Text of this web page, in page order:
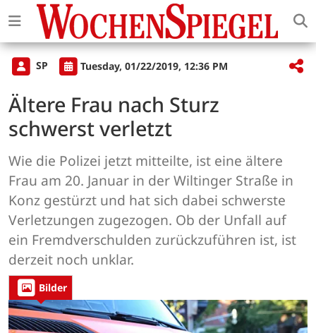
SP Tuesday, 01/22/2019, 12:36 PM
Ältere Frau nach Sturz
schwerst verletzt
Wie die Polizei jetzt mitteilte, ist eine ältere
Frau am 20. Januar in der Wiltinger Straße in
Konz gestürzt und hat sich dabei schwerste
Verletzungen zugezogen. Ob der Unfall auf
ein Fremdverschulden zurückzuführen ist, ist
derzeit noch unklar.
Bilder